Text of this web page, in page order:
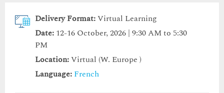
Delivery Format:Virtual Learning
Date: 12-16 October, 2026 | 9:30 AM to 5:30
PM
Location:Virtual (W. Europe )
Language: French